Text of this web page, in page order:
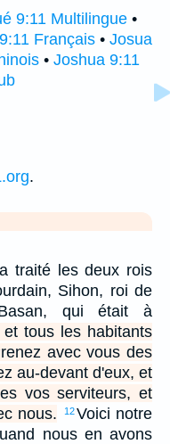
9:11 Multilingue •
Français • Josua
• Joshua 9:11
.
traité les deux rois
Sihon, roi de
qui était à
tous les habitants
avec vous des
au-devant d'eux, et
vos serviteurs, et
nous.
12 Voici notre
nous en avons